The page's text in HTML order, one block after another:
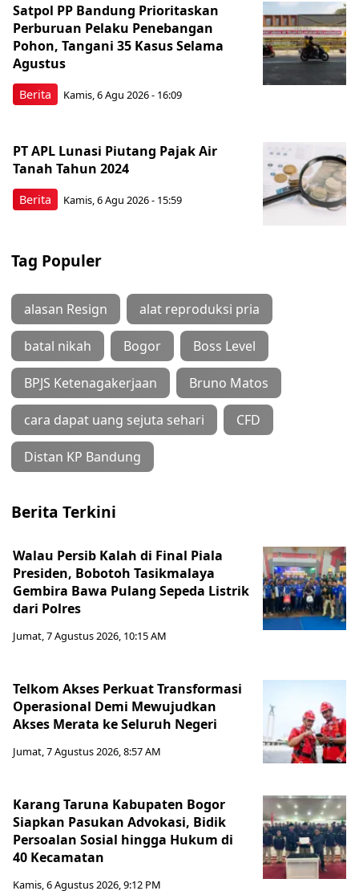
Berita
Satpol PP Bandung Prioritaskan
Perburuan Pelaku Penebangan
Pohon, Tangani 35 Kasus Selama
Agustus
Kamis, 6 Agu 2026 - 16:09
Berita
PT APL Lunasi Piutang Pajak Air
Tanah Tahun 2024
Kamis, 6 Agu 2026 - 15:59
Tag Populer
alasan Resign alat reproduksi pria
batal nikah Bogor Boss Level
BPJS Ketenagakerjaan Bruno Matos
cara dapat uang sejuta sehari CFD
Distan KP Bandung
Berita Terkini
Walau Persib Kalah di Final Piala
Presiden, Bobotoh Tasikmalaya
Gembira Bawa Pulang Sepeda Listrik
dari Polres
Jumat, 7 Agustus 2026, 10:15 AM
Telkom Akses Perkuat Transformasi
Operasional Demi Mewujudkan
Akses Merata ke Seluruh Negeri
Jumat, 7 Agustus 2026, 8:57 AM
Karang Taruna Kabupaten Bogor
Siapkan Pasukan Advokasi, Bidik
Persoalan Sosial hingga Hukum di
40 Kecamatan
Kamis, 6 Agustus 2026, 9:12 PM